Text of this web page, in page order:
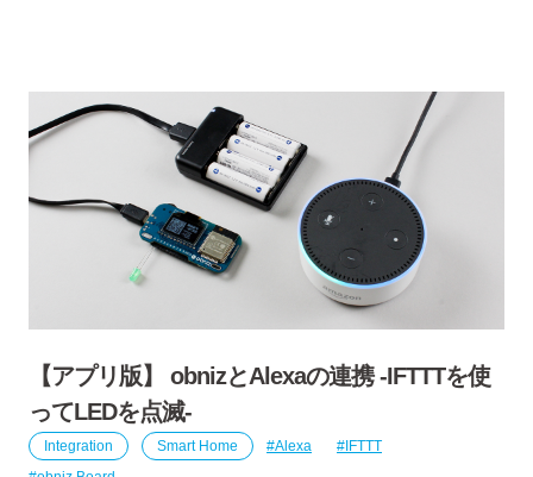
【アプリ版】 obnizとAlexaの連携 -IFTTTを使
ってLEDを点滅-
Integration Smart Home Alexa
IFTTT